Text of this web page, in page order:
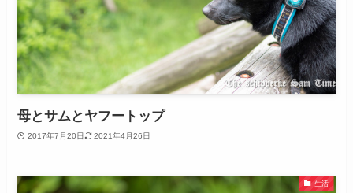
母とサムとヤフートップ
2017年7月20日 2021年4月26日
生活